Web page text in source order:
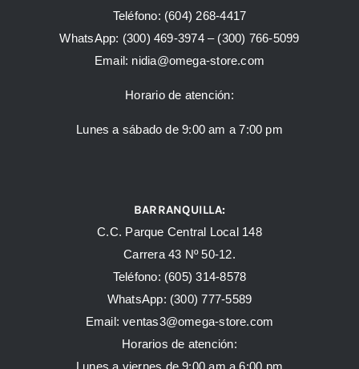
Teléfono: (604) 268-4417
WhatsApp: (300) 469-3974 – (300) 766-5099
Email: nidia@omega-store.com
Horario de atención:
Lunes a sábado de 9:00 am a 7:00 pm
BARRANQUILLA:
C.C. Parque Central Local 148
Carrera 43 Nº 50-12.
Teléfono: (605) 314-8578
WhatsApp: (300) 777-5589
Email: ventas3@omega-store.com
Horarios de atención: